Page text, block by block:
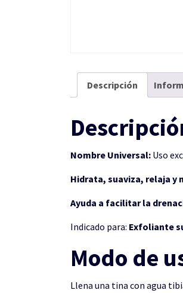
Descripción
Nombre Universal: Uso
Hidrata, suaviza, relaja y
Ayuda a facilitar la
Indicado para: Exfoliante
Modo de
Llena una tina con agua